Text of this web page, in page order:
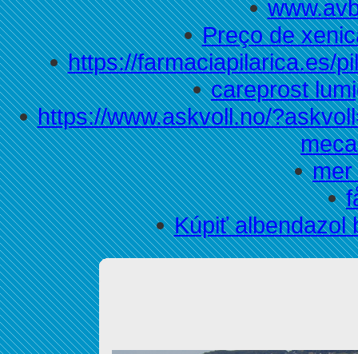
Preço de
https://farmaciapilarica.es/
careprost
https://www.askvoll.no/
mer
Kúpiť albendazol